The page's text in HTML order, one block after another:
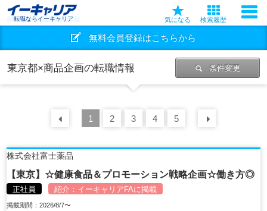
転職ならイーキャリア 気になる 検索履歴
無料会員登録はこちらから
東京都×商品企画の転職情報 条件変更
前の 30
1 2 3 4 5
株式会社富士薬品
【東京】☆健康食品＆プロモーション戦略企画☆働き方◎
正社員 紹介： イーキャリアFAに掲載
掲載期間：2026/8/7〜